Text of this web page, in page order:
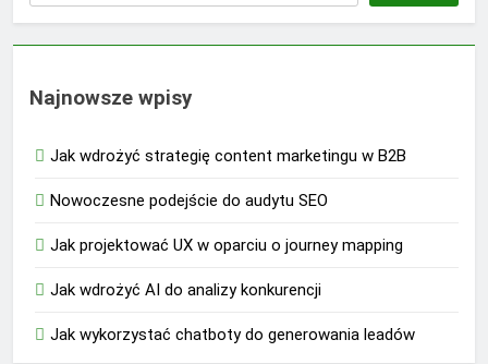
Najnowsze wpisy
Jak wdrożyć strategię content marketingu w B2B
Nowoczesne podejście do audytu SEO
Jak projektować UX w oparciu o journey mapping
Jak wdrożyć AI do analizy konkurencji
Jak wykorzystać chatboty do generowania leadów